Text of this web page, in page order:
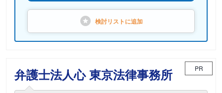
検討リストに追加
弁護士法人心 東京法律事務所 PR